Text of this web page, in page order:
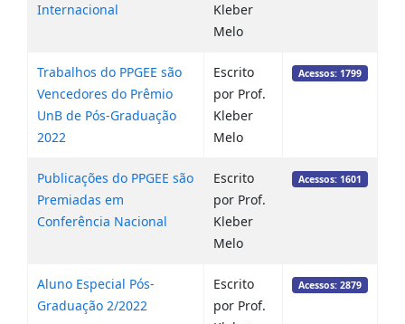
Internacional
Kleber
Melo
Trabalhos do PPGEE são
Vencedores do Prêmio
UnB de Pós-Graduação
2022
Escrito
por Prof.
Kleber
Melo
Acessos: 1799
Publicações do PPGEE são
Premiadas em
Conferência Nacional
Escrito
por Prof.
Kleber
Melo
Acessos: 1601
Aluno Especial Pós-
Graduação 2/2022
Escrito
por Prof.
Acessos: 2879